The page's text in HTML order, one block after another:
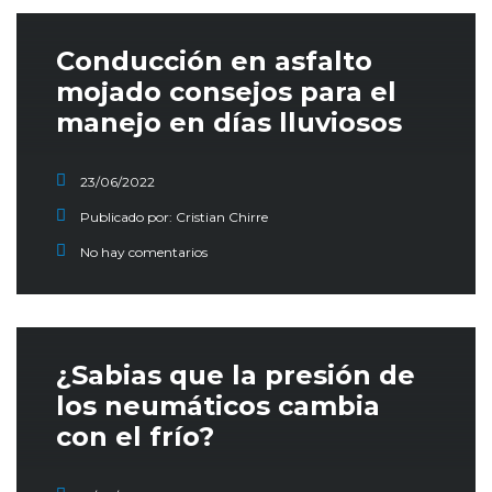
Conducción en asfalto
mojado consejos para el
manejo en días lluviosos
23/06/2022
Publicado por: Cristian Chirre
No hay comentarios
¿Sabias que la presión de
los neumáticos cambia
con el frío?